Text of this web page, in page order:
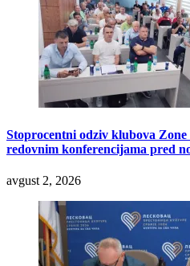
Stoprocentni odziv klubova
redovnim konferencijama pred
avgust 2, 2026